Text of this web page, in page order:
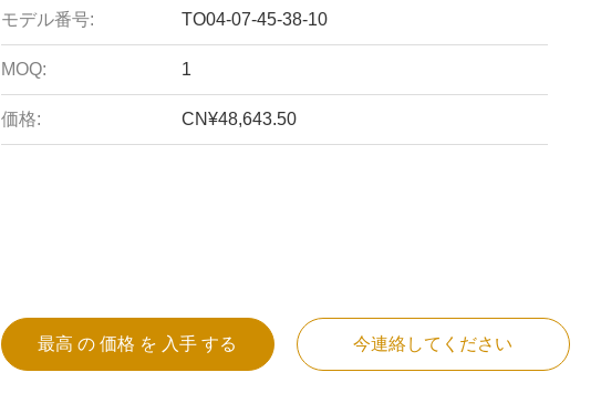
モデル番号: TO04-07-45-38-10
MOQ: 1
価格: CN¥48,643.50
最高 の 価格 を 入手 する 今連絡してください